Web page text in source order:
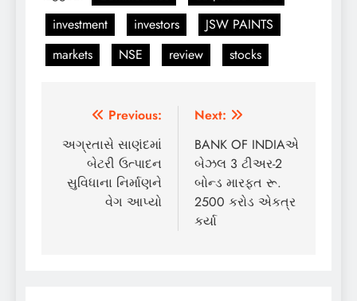
investment
investors
JSW PAINTS
markets
NSE review stocks
Post
navigation
Previous:
અગ્રતાસે સાણંદમાં
બેટરી ઉત્પાદન
સુવિધાના નિર્માણને
વેગ આપ્યો
Next:
BANK OF INDIAએ
બેઝલ 3 ટીઅર-2
બોન્ડ મારફત રૂ.
2500 કરોડ એકત્ર
કર્યા